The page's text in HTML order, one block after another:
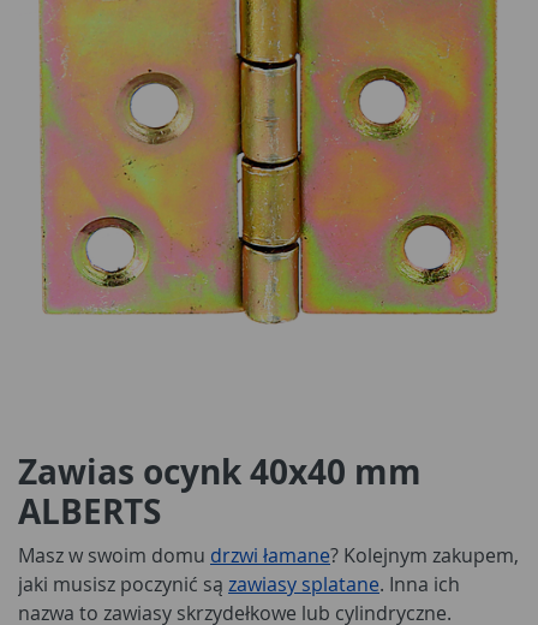
Zawias ocynk 40x40 mm
ALBERTS
Masz w swoim domu drzwi łamane? Kolejnym zakupem,
jaki musisz poczynić są zawiasy splatane. Inna ich
nazwa to zawiasy skrzydełkowe lub cylindryczne.